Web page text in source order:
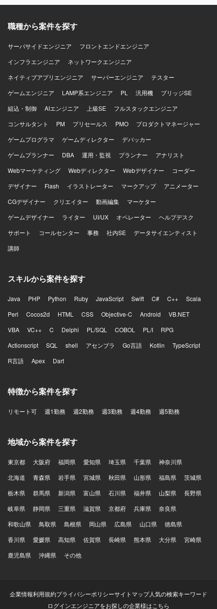
ンシステムの構築にも影響力を発揮していただけます。機
ティを高める設計に挑戦できる環境です。 【開発環境】
ン環境を想定しております。フロントエンドとしてReact等
す。 【求める人物像】 抽象的な事業仮説やユーザー課題を
いくことを能動的に楽しめる方を求めています。 【ポジシ
て、0→1フェーズから体験設計を主導しながら、事業やプ
【開発環境】 Figmaや各種AIツールを活用しながらプロト
タイプを作成・検証していただきます。
職種から案件を探す
サーバサイドエンジニア
フロントエンドエンジニア
インフラエンジニア
ネットワークエンジニア
ネイティブアプリエンジニア
サーバーエンジニア
テスター
ゲームエンジニア
LAMP系エンジニア PL 汎用機
ブリッジSE
組込・制御
AIエンジニア 上級SE
フルスタックエンジニア
コンサルタント
PM プリセールス PMO
プロダクトマネージャー
ゲームプログラマ
ゲームディレクター
デバッカー
ゲームプランナー
DBA 運用・監視 プランナー
アナリスト
Webマーケティング
Webディレクター Webデザイナー
コーダー
デザイナー
Flash イラストレーター マークアップ
アニメーター
CGデザイナー
クリエイター 動画編集
マーケター
ゲームデザイナー
ライター UI/UX オペレーター
ヘルプデスク
サポート
コールセンター 事務 社内SE
データサイエンティスト
講師
スキルから案件を探す
Java PHP Python Ruby JavaScript Swift C# C++
Scala
Perl
Cocos2d HTML CSS Objective-C Android
VB.NET
VBA
VC++ C Delphi PL/SQL COBOL PL/I
RPG
Actionscript
SQL shell アセンブラ Go言語 Kotlin
TypeScript
R言語
Apex Dart
特徴から案件を探す
リモート可 週1勤務 週2勤務 週3勤務 週4勤務 週5勤務
地域から案件を探す
東京都 大阪府 福岡県 愛知県 埼玉県 千葉県
神奈川県
北海道
青森県 岩手県 宮城県 秋田県 山形県 福島県
茨城県
栃木県
群馬県 新潟県 富山県 石川県 福井県 山梨県
長野県
岐阜県
静岡県 三重県 滋賀県 京都府 兵庫県
奈良県
和歌山県
鳥取県 島根県 岡山県 広島県 山口県
徳島県
香川県
愛媛県 高知県 佐賀県 長崎県 熊本県 大分県
宮崎県
鹿児島県
沖縄県 その他
企業情報利用規約プライバシーポリシーサイトマップ人気の検索キーワード
ログインエンジニアをお探しの企業様はこちら